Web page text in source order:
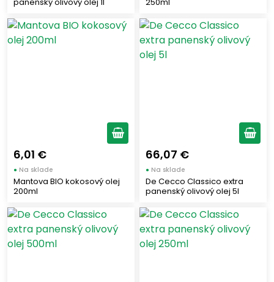
6,01 €
● Na sklade
Mantova BIO kokosový olej
200ml
66,07 €
● Na sklade
De Cecco Classico extra
panenský olivový olej 5l